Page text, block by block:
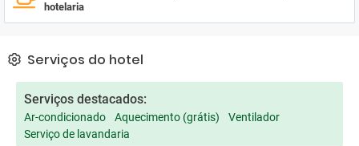
hotelaria
Serviços do hotel
Serviços destacados:
Ar-condicionado Aquecimento (grátis)
Ventilador
Serviço de lavandaria